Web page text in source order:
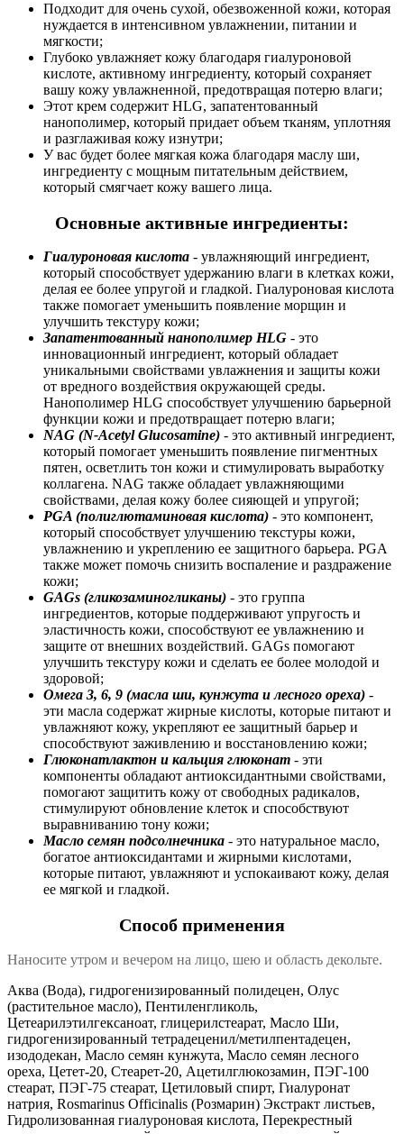
Подходит для очень сухой, обезвоженной кожи, которая
нуждается в интенсивном увлажнении, питании и
мягкости;
Глубоко увлажняет кожу благодаря гиалуроновой
кислоте, активному ингредиенту, который сохраняет
вашу кожу увлажненной, предотвращая потерю влаги;
Этот крем содержит HLG, запатентованный
нанополимер, который придает объем тканям, уплотняя
и разглаживая кожу изнутри;
У вас будет более мягкая кожа благодаря маслу ши,
ингредиенту с мощным питательным действием,
который смягчает кожу вашего лица.
Основные активные ингредиенты:
Гиалуроновая кислота - увлажняющий ингредиент,
который способствует удержанию влаги в клетках кожи,
делая ее более упругой и гладкой. Гиалуроновая кислота
также помогает уменьшить появление морщин и
улучшить текстуру кожи;
Запатентованный нанополимер HLG - это
инновационный ингредиент, который обладает
уникальными свойствами увлажнения и защиты кожи
от вредного воздействия окружающей среды.
Нанополимер HLG способствует улучшению барьерной
функции кожи и предотвращает потерю влаги;
NAG (N-Acetyl Glucosamine) - это активный ингредиент,
который помогает уменьшить появление пигментных
пятен, осветлить тон кожи и стимулировать выработку
коллагена. NAG также обладает увлажняющими
свойствами, делая кожу более сияющей и упругой;
PGA (полиглютаминовая кислота) - это компонент,
который способствует улучшению текстуры кожи,
увлажнению и укреплению ее защитного барьера. PGA
также может помочь снизить воспаление и раздражение
кожи;
GAGs (гликозаминогликаны) - это группа
ингредиентов, которые поддерживают упругость и
эластичность кожи, способствуют ее увлажнению и
защите от внешних воздействий. GAGs помогают
улучшить текстуру кожи и сделать ее более молодой и
здоровой;
Омега 3, 6, 9 (масла ши, кунжута и лесного ореха) -
эти масла содержат жирные кислоты, которые питают и
увлажняют кожу, укрепляют ее защитный барьер и
способствуют заживлению и восстановлению кожи;
Глюконатлактон и кальция глюконат - эти
компоненты обладают антиоксидантными свойствами,
помогают защитить кожу от свободных радикалов,
стимулируют обновление клеток и способствуют
выравниванию тону кожи;
Масло семян подсолнечника - это натуральное масло,
богатое антиоксидантами и жирными кислотами,
которые питают, увлажняют и успокаивают кожу, делая
ее мягкой и гладкой.
Способ применения
Наносите утром и вечером на лицо, шею и область декольте.
Аква (Вода), гидрогенизированный полидецен, Олус
(растительное масло), Пентиленгликоль,
Цетеарилэтилгексаноат, глицерилстеарат, Масло Ши,
гидрогенизированный тетрадеценил/метилпентадецен,
изододекан, Масло семян кунжута, Масло семян лесного
ореха, Цетет-20, Стеарет-20, Ацетилглюкозамин, ПЭГ-100
стеарат, ПЭГ-75 стеарат, Цетиловый спирт, Гиалуронат
натрия, Rosmarinus Officinalis (Розмарин) Экстракт листьев,
Гидролизованная гиалуроновая кислота, Перекрестный